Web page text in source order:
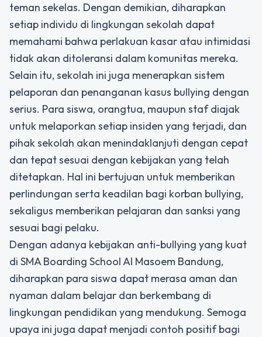
teman sekelas. Dengan demikian, diharapkan
setiap individu di lingkungan sekolah dapat
memahami bahwa perlakuan kasar atau intimidasi
tidak akan ditoleransi dalam komunitas mereka.
Selain itu, sekolah ini juga menerapkan sistem
pelaporan dan penanganan kasus bullying dengan
serius. Para siswa, orangtua, maupun staf diajak
untuk melaporkan setiap insiden yang terjadi, dan
pihak sekolah akan menindaklanjuti dengan cepat
dan tepat sesuai dengan kebijakan yang telah
ditetapkan. Hal ini bertujuan untuk memberikan
perlindungan serta keadilan bagi korban bullying,
sekaligus memberikan pelajaran dan sanksi yang
sesuai bagi pelaku.
Dengan adanya kebijakan anti-bullying yang kuat
di SMA Boarding School Al Masoem Bandung,
diharapkan para siswa dapat merasa aman dan
nyaman dalam belajar dan berkembang di
lingkungan pendidikan yang mendukung. Semoga
upaya ini juga dapat menjadi contoh positif bagi